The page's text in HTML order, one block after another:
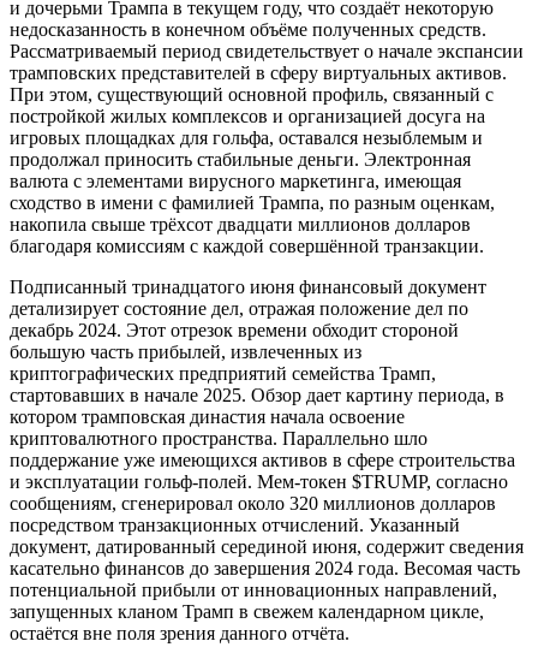
и дочерьми Трампа в текущем году, что создаёт некоторую
недосказанность в конечном объёме полученных средств.
Рассматриваемый период свидетельствует о начале экспансии
трамповских представителей в сферу виртуальных активов.
При этом, существующий основной профиль, связанный с
постройкой жилых комплексов и организацией досуга на
игровых площадках для гольфа, оставался незыблемым и
продолжал приносить стабильные деньги. Электронная
валюта с элементами вирусного маркетинга, имеющая
сходство в имени с фамилией Трампа, по разным оценкам,
накопила свыше трёхсот двадцати миллионов долларов
благодаря комиссиям с каждой совершённой транзакции.
Подписанный тринадцатого июня финансовый документ
детализирует состояние дел, отражая положение дел по
декабрь 2024. Этот отрезок времени обходит стороной
большую часть прибылей, извлеченных из
криптографических предприятий семейства Трамп,
стартовавших в начале 2025. Обзор дает картину периода, в
котором трамповская династия начала освоение
криптовалютного пространства. Параллельно шло
поддержание уже имеющихся активов в сфере строительства
и эксплуатации гольф-полей. Мем-токен $TRUMP, согласно
сообщениям, сгенерировал около 320 миллионов долларов
посредством транзакционных отчислений. Указанный
документ, датированный серединой июня, содержит сведения
касательно финансов до завершения 2024 года. Весомая часть
потенциальной прибыли от инновационных направлений,
запущенных кланом Трамп в свежем календарном цикле,
остаётся вне поля зрения данного отчёта.